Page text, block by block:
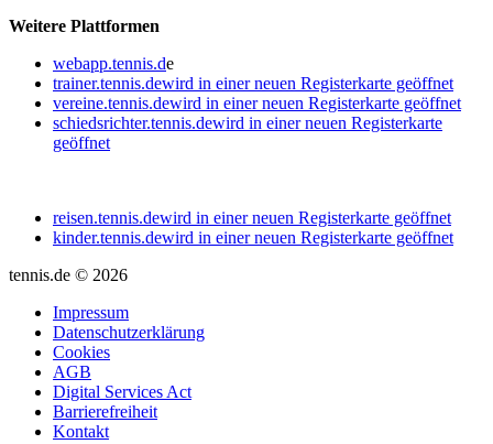
Weitere Plattformen
webapp.tennis.de
trainer.tennis.dewird in einer neuen Registerkarte geöffnet
vereine.tennis.dewird in einer neuen Registerkarte geöffnet
schiedsrichter.tennis.dewird in einer neuen Registerkarte
geöffnet
reisen.tennis.dewird in einer neuen Registerkarte geöffnet
kinder.tennis.dewird in einer neuen Registerkarte geöffnet
tennis.de © 2026
Impressum
Datenschutzerklärung
Cookies
AGB
Digital Services Act
Barrierefreiheit
Kontakt